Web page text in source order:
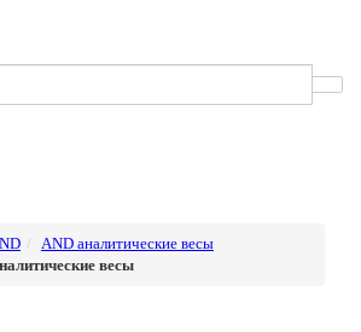
AND аналитические весы
весы